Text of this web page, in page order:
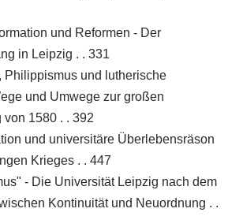
und Reformen - Der
in Leipzig . . 331
Philippismus und lutherische
und Umwege zur großen
1580 . . 392
und universitäre Überlebensräson
Krieges . . 447
- Die Universität Leipzig nach dem
Kontinuität und Neuordnung . .